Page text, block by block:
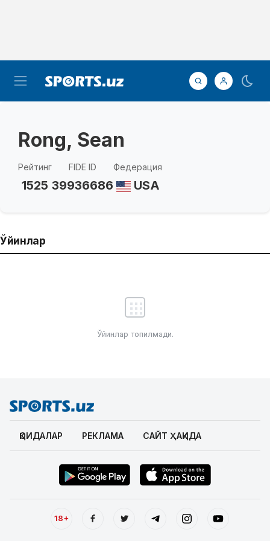
Rong, Sean
Рейтинг
1525
FIDE ID
39936686
Федерация
USA
Ўйинлар
Ўйинлар топилмади.
ҚОИДАЛАР РЕКЛАМА САЙТ ҲАҚИДА
18+